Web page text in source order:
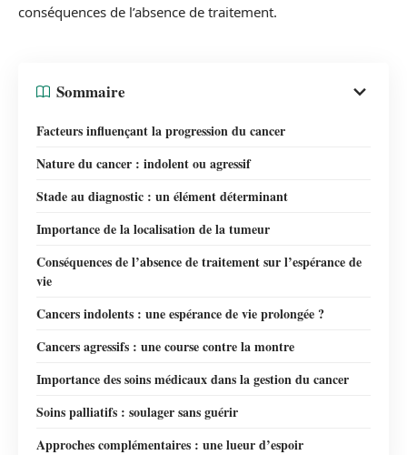
conséquences de l’absence de traitement.
Sommaire
Facteurs influençant la progression du cancer
Nature du cancer : indolent ou agressif
Stade au diagnostic : un élément déterminant
Importance de la localisation de la tumeur
Conséquences de l’absence de traitement sur l’espérance de
vie
Cancers indolents : une espérance de vie prolongée ?
Cancers agressifs : une course contre la montre
Importance des soins médicaux dans la gestion du cancer
Soins palliatifs : soulager sans guérir
Approches complémentaires : une lueur d’espoir